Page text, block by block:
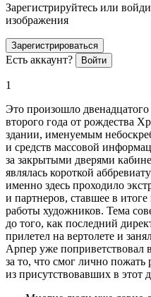
Зарегистрируйтесь или
изображения
Зарегистрироваться
Есть аккаунт? Войти
1
Это произошло
второго года от рождества
здании, именуемым
и средств массовой
за закрытыми дверями
являлась короткой
именно здесь проходило
и партнеров, ставшее в
работы художников. Тема
до того, как последний
прилетел на вертолете и
Арпер уже поприветствовал
за то, что смог лично пожать
из присутствовавших в этот